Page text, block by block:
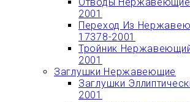
2001
Переход Из
17378-2001
Тройник
2001
Заглушки Нержавеющие
Заглушки
2001